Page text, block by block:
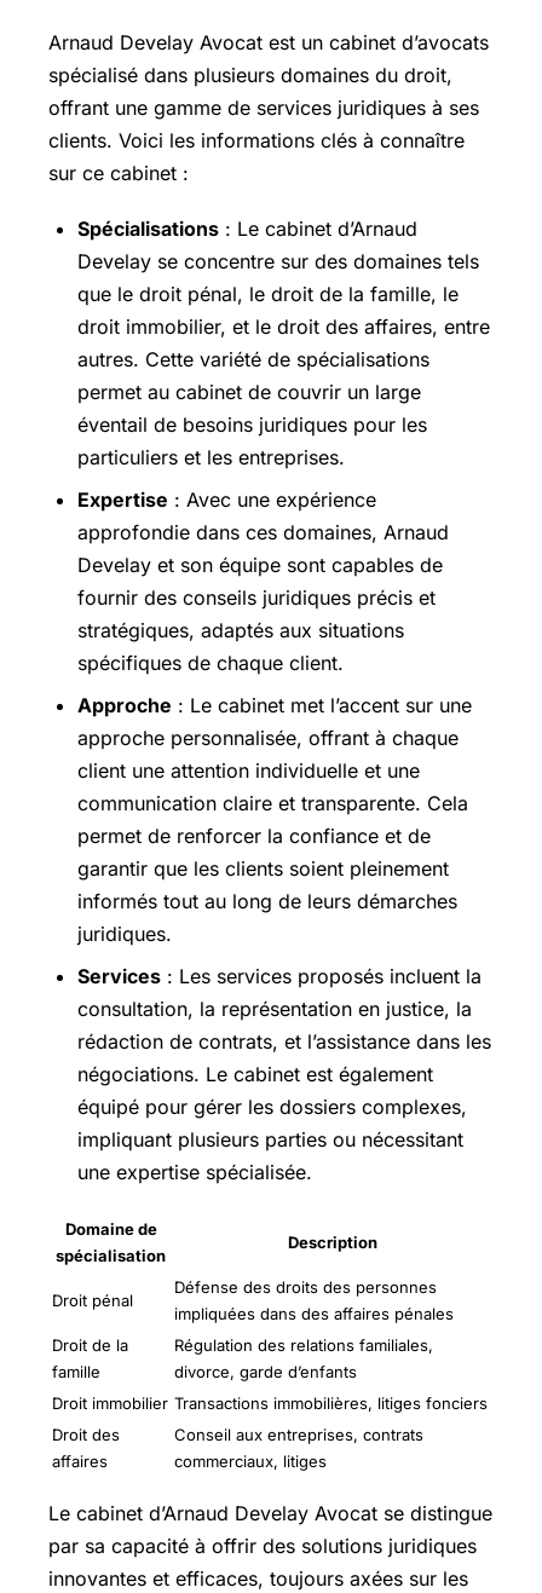
Arnaud Develay Avocat est un cabinet d’avocats
spécialisé dans plusieurs domaines du droit,
offrant une gamme de services juridiques à ses
clients. Voici les informations clés à connaître
sur ce cabinet :
Spécialisations : Le cabinet d’Arnaud
Develay se concentre sur des domaines tels
que le droit pénal, le droit de la famille, le
droit immobilier, et le droit des affaires, entre
autres. Cette variété de spécialisations
permet au cabinet de couvrir un large
éventail de besoins juridiques pour les
particuliers et les entreprises.
Expertise : Avec une expérience
approfondie dans ces domaines, Arnaud
Develay et son équipe sont capables de
fournir des conseils juridiques précis et
stratégiques, adaptés aux situations
spécifiques de chaque client.
Approche : Le cabinet met l’accent sur une
approche personnalisée, offrant à chaque
client une attention individuelle et une
communication claire et transparente. Cela
permet de renforcer la confiance et de
garantir que les clients soient pleinement
informés tout au long de leurs démarches
juridiques.
Services : Les services proposés incluent la
consultation, la représentation en justice, la
rédaction de contrats, et l’assistance dans les
négociations. Le cabinet est également
équipé pour gérer les dossiers complexes,
impliquant plusieurs parties ou nécessitant
une expertise spécialisée.
Domaine de
spécialisation
Description
Droit pénal
Défense des droits des personnes
impliquées dans des affaires pénales
Droit de la
famille
Régulation des relations familiales,
divorce, garde d’enfants
Droit immobilier Transactions immobilières, litiges fonciers
Droit des
affaires
Conseil aux entreprises, contrats
commerciaux, litiges
Le cabinet d’Arnaud Develay Avocat se distingue
par sa capacité à offrir des solutions juridiques
innovantes et efficaces, toujours axées sur les